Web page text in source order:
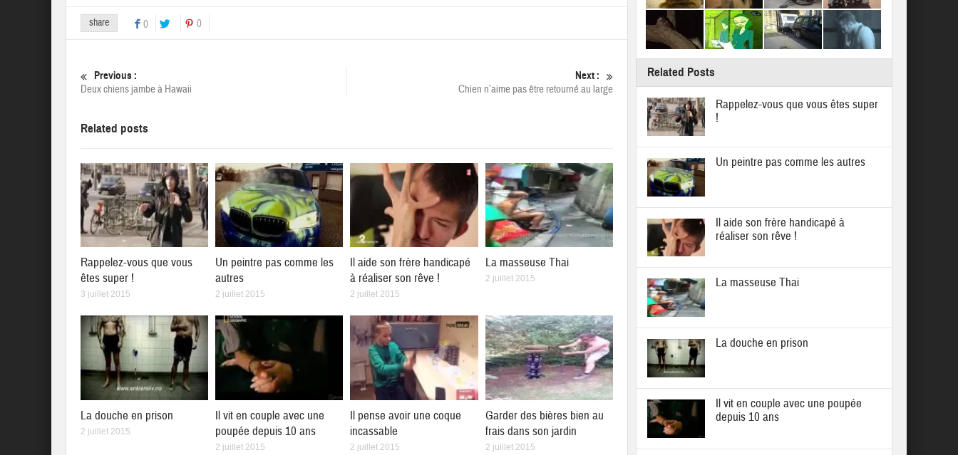
share 0 0
Previous :
Deux chiens jambe à Hawaii
Next :
Chien n’aime pas être retourné au large
Related posts
Rappelez-vous que vous
êtes super !
3 juillet 2015
Un peintre pas comme les
autres
2 juillet 2015
Il aide son frère handicapé
à réaliser son rêve !
2 juillet 2015
La masseuse Thai
2 juillet 2015
La douche en prison
2 juillet 2015
Il vit en couple avec une
poupée depuis 10 ans
2 juillet 2015
Il pense avoir une coque
incassable
2 juillet 2015
Garder des bières bien au
frais dans son jardin
2 juillet 2015
Related Posts
Rappelez-vous que vous êtes super
!
Un peintre pas comme les autres
Il aide son frère handicapé à
réaliser son rêve !
La masseuse Thai
La douche en prison
Il vit en couple avec une poupée
depuis 10 ans